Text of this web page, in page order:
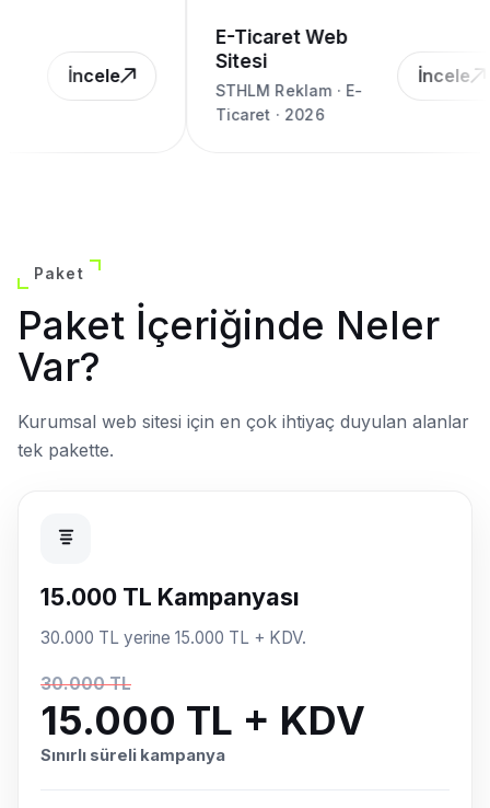
İncele
E-Ticaret Web
Sitesi
STHLM Reklam · E-
Ticaret · 2026
İncele
Paket
Paket İçeriğinde Neler
Var?
Kurumsal web sitesi için en çok ihtiyaç duyulan alanlar
tek pakette.
15.000 TL Kampanyası
30.000 TL yerine 15.000 TL + KDV.
30.000 TL
15.000 TL + KDV
Sınırlı süreli kampanya